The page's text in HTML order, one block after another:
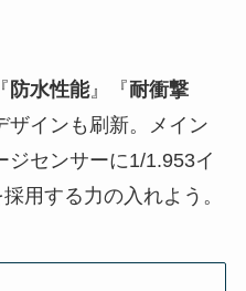
防水性能』『耐衝撃
ザインも刷新。メイン
ジセンサーに1/1.953イ
用する力の入れよう。